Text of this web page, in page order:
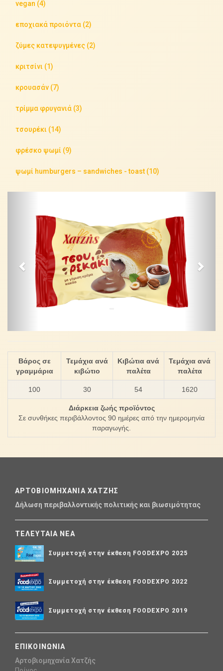
vegan (4)
εποχιακά προιόντα (2)
ζύμες κατεψυγμένες (2)
κριτσίνι (1)
κρουασάν (7)
τρίμμα φρυγανιά (3)
τσουρέκι (14)
φρέσκο ψωμί (9)
ψωμί humburgers – sandwiches - toast (10)
Βάρος σε
γραμμάρια
Τεμάχια ανά
κιβώτιο
Κιβώτια ανά
παλέτα
Τεμάχια ανά
παλέτα
100 30 54 1620
Διάρκεια ζωής προϊόντος
Σε συνθήκες περιβάλλοντος 90 ημέρες από την ημερομηνία
παραγωγής.
ΑΡΤΟΒΙΟΜΗΧΑΝΙΑ ΧΑΤΖΗΣ
Δήλωση περιβαλλοντικής πολιτικής και βιωσιμότητας
ΤΕΛΕΥΤΑΙΑ ΝΕΑ
Συμμετοχή στην έκθεση FOODEXPO 2025
Συμμετοχή στην έκθεση FOODEXPO 2022
Συμμετοχή στην έκθεση FOODEXPO 2019
ΕΠΙΚΟΙΝΩΝΙΑ
Αρτοβιομηχανία Χατζής